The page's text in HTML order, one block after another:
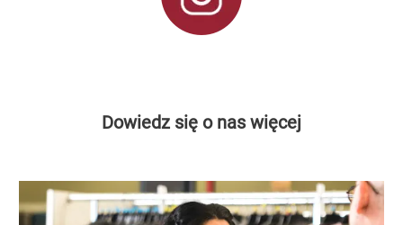
Dowiedz się o nas więcej